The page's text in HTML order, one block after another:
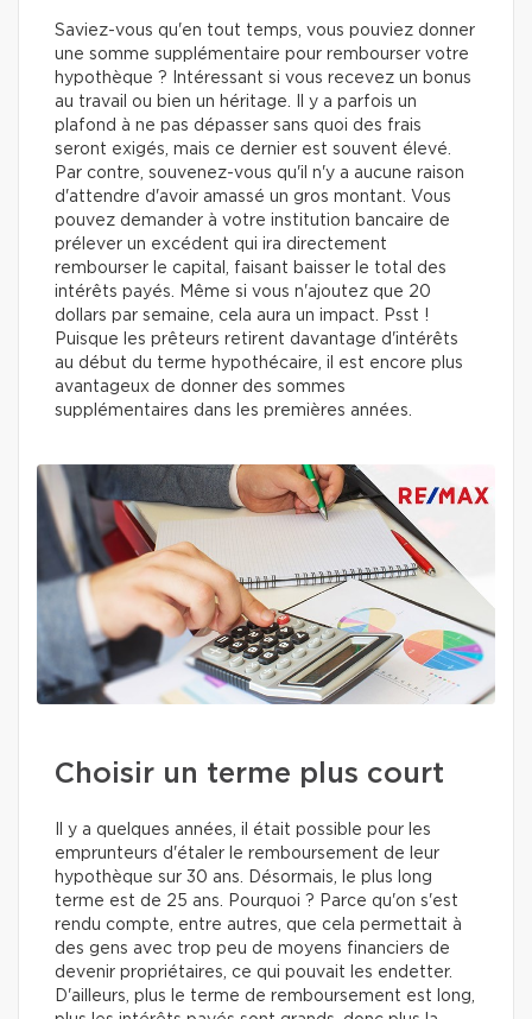
Saviez-vous qu'en tout temps, vous pouviez donner
une somme supplémentaire pour rembourser votre
hypothèque ? Intéressant si vous recevez un bonus
au travail ou bien un héritage. Il y a parfois un
plafond à ne pas dépasser sans quoi des frais
seront exigés, mais ce dernier est souvent élevé.
Par contre, souvenez-vous qu'il n'y a aucune raison
d'attendre d'avoir amassé un gros montant. Vous
pouvez demander à votre institution bancaire de
prélever un excédent qui ira directement
rembourser le capital, faisant baisser le total des
intérêts payés. Même si vous n'ajoutez que 20
dollars par semaine, cela aura un impact. Psst !
Puisque les prêteurs retirent davantage d'intérêts
au début du terme hypothécaire, il est encore plus
avantageux de donner des sommes
supplémentaires dans les premières années.
Choisir un terme plus court
Il y a quelques années, il était possible pour les
emprunteurs d'étaler le remboursement de leur
hypothèque sur 30 ans. Désormais, le plus long
terme est de 25 ans. Pourquoi ? Parce qu'on s'est
rendu compte, entre autres, que cela permettait à
des gens avec trop peu de moyens financiers de
devenir propriétaires, ce qui pouvait les endetter.
D'ailleurs, plus le terme de remboursement est long,